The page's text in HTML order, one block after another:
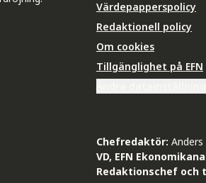
Värdepapperspolicy
Redaktionell policy
Om cookies
Tillgänglighet på EFN
Chefredaktör:
VD, EFN
Redaktionschef och